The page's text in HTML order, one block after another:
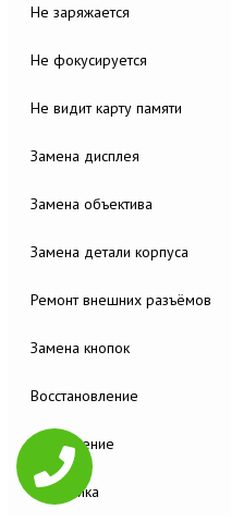
Не заряжается
Не фокусируется
Не видит карту памяти
Замена дисплея
Замена объектива
Замена детали корпуса
Ремонт внешних разъёмов
Замена кнопок
Восстановление
Обновление
Настройка